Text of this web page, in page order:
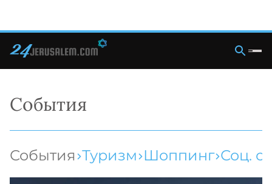
События
События Туризм Шоппинг Соц.